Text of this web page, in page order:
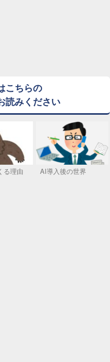
こちらの
読みください
る理由 AI導入後の世界